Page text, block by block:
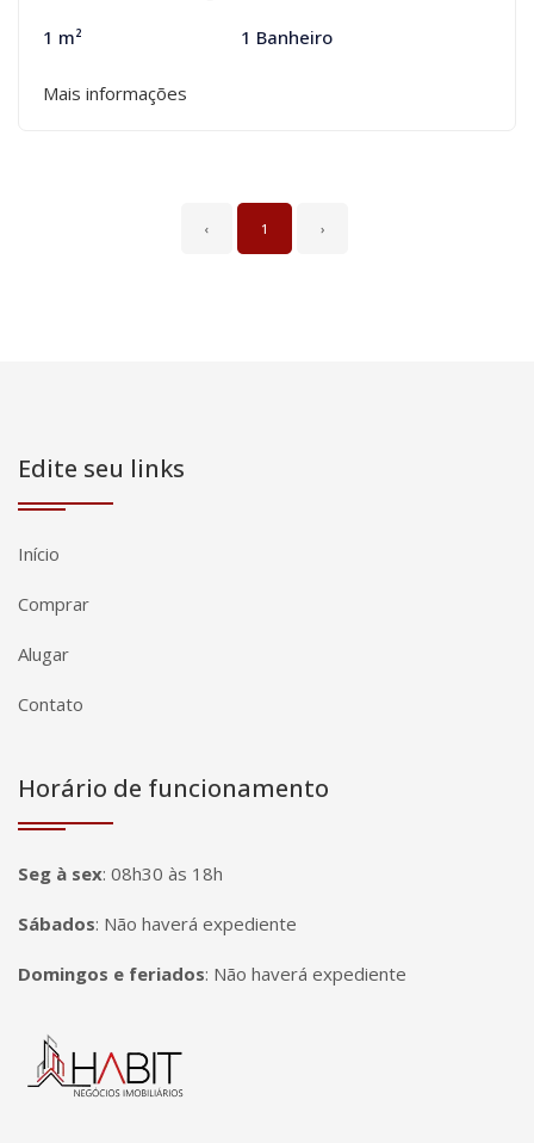
1 m² 1 Banheiro
Mais informações
‹ 1 ›
Edite seu links
Início
Comprar
Alugar
Contato
Horário de funcionamento
Seg à sex: 08h30 às 18h
Sábados: Não haverá expediente
Domingos e feriados: Não haverá expediente
Página inicial